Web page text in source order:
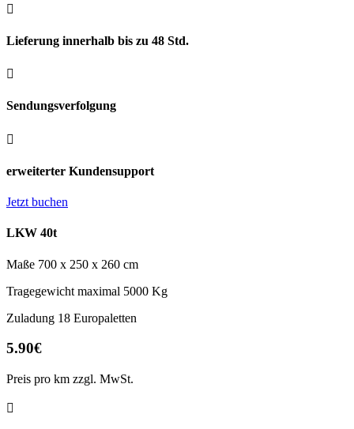

Lieferung innerhalb bis zu 48 Std.

Sendungsverfolgung

erweiterter Kundensupport
Jetzt buchen
LKW 40t
Maße 700 x 250 x 260 cm
Tragegewicht maximal 5000 Kg
Zuladung 18 Europaletten
5.90€
Preis pro km zzgl. MwSt.
